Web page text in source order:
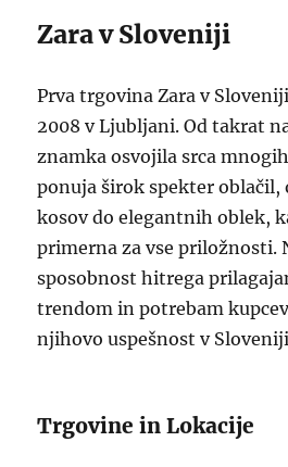
Zara v Sloveniji
Prva trgovina Zara v
2008 v Ljubljani. Od takrat
znamka osvojila srca
ponuja širok spekter oblačil,
kosov do elegantnih oblek,
primerna za vse priložnosti.
sposobnost hitrega
trendom in potrebam
njihovo uspešnost v
Trgovine in Lokacije